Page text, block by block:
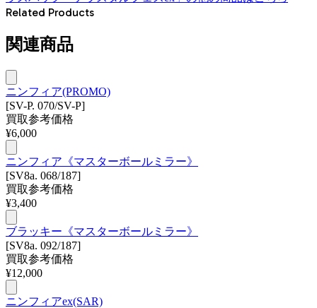
Related Products
関連商品
ニンフィア(PROMO)
[SV-P. 070/SV-P]
買取参考価格
¥6,000
ニンフィア《マスターボールミラー》
[SV8a. 068/187]
買取参考価格
¥3,400
ブラッキー《マスターボールミラー》
[SV8a. 092/187]
買取参考価格
¥12,000
ニンフィアex(SAR)